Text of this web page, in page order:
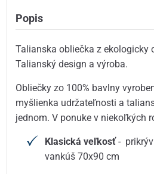
Popis
Talianska obliečka z ekologicky
Talianský design a výroba.
Obliečky zo 100% bavlny
myšlienka udržateľnosti a
jednom. V ponuke v niekoľkých
Klasická veľkosť-
vankúš 70x90 cm